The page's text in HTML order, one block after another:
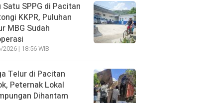
Satu SPPG di Pacitan
KKPR, Puluhan
MBG Sudah
| 18:56 WIB
Telur di Pacitan
Peternak Lokal
Dihantam